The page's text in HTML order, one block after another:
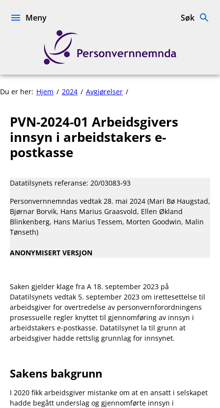
Personvernnemnda
Meny Søk
Du er her: Hjem 2024 Avgjørelser
Arbeidsgivers
innsyn
i
PVN-2024-01 Arbeidsgivers
innsyn i arbeidstakers e-
postkasse
Datatilsynets referanse: 20/03083-93
Personvernnemndas vedtak 28. mai 2024 (Mari Bø Haugstad,
Bjørnar Borvik, Hans Marius Graasvold, Ellen Økland
Blinkenberg, Hans Marius Tessem, Morten Goodwin, Malin
Tønseth)
ANONYMISERT VERSJON
Saken gjelder klage fra A 18. september 2023 på
Datatilsynets vedtak 5. september 2023 om irettesettelse til
arbeidsgiver for overtredelse av personvernforordningens
prosessuelle regler knyttet til gjennomføring av innsyn i
arbeidstakers e-postkasse. Datatilsynet la til grunn at
arbeidsgiver hadde rettslig grunnlag for innsynet.
Sakens bakgrunn
I 2020 fikk arbeidsgiver mistanke om at en ansatt i selskapet
hadde begått underslag og gjennomførte innsyn i